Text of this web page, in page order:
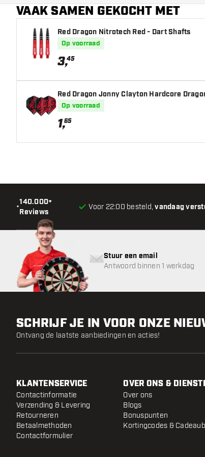
Hoofdkleur
VAAK SAMEN GEKOCHT MET
Red Dragon Nitrotech Red - Dart Shafts
Op voorraad
3,45
Red Dragon Jonny Clayton Hardcore
Op voorraad
1,65
•
140.000+
Reviews
Voor 22:00 besteld,vandaag
Stuur een email
Antwoord binnen 1 werkdag
SCHRIJF JE IN VOOR ONZE
Ontvang de laatste aanbiedingen en acties!
KLANTENSERVICE
Contactinformatie
Verzending & Levering
Retourneren
Betaalmethoden
Contactformulier
OVER ONS &
Over ons
Blogs
Bonuspunten
Kortingcodes &